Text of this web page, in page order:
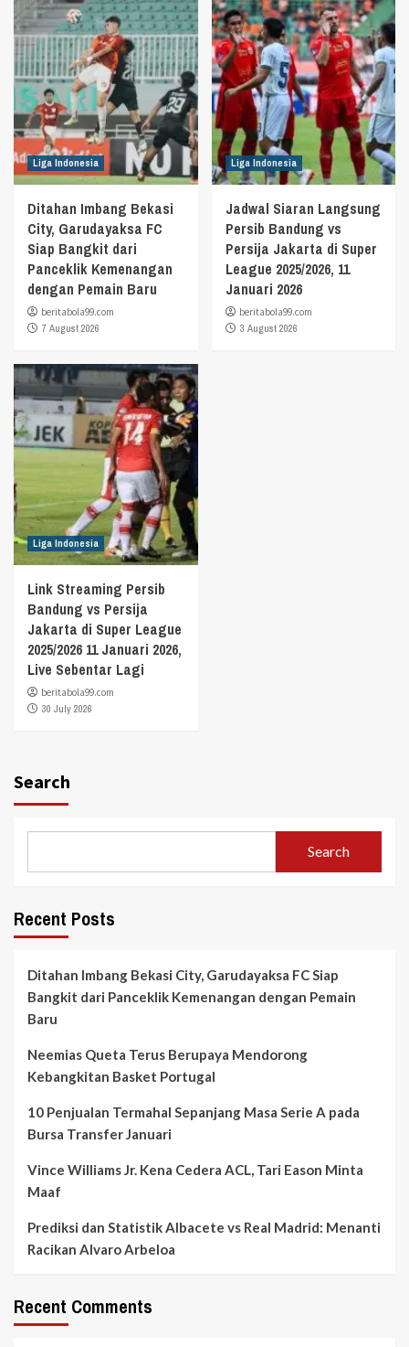
Liga Indonesia
Ditahan Imbang Bekasi
City, Garudayaksa FC
Siap Bangkit dari
Panceklik Kemenangan
dengan Pemain Baru
beritabola99.com
7 August 2026
Liga Indonesia
Jadwal Siaran Langsung
Persib Bandung vs
Persija Jakarta di Super
League 2025/2026, 11
Januari 2026
beritabola99.com
3 August 2026
Liga Indonesia
Link Streaming Persib
Bandung vs Persija
Jakarta di Super League
2025/2026 11 Januari 2026,
Live Sebentar Lagi
beritabola99.com
30 July 2026
Search
Search
Recent Posts
Ditahan Imbang Bekasi City, Garudayaksa FC Siap
Bangkit dari Panceklik Kemenangan dengan Pemain
Baru
Neemias Queta Terus Berupaya Mendorong
Kebangkitan Basket Portugal
10 Penjualan Termahal Sepanjang Masa Serie A pada
Bursa Transfer Januari
Vince Williams Jr. Kena Cedera ACL, Tari Eason Minta
Maaf
Prediksi dan Statistik Albacete vs Real Madrid: Menanti
Racikan Alvaro Arbeloa
Recent Comments